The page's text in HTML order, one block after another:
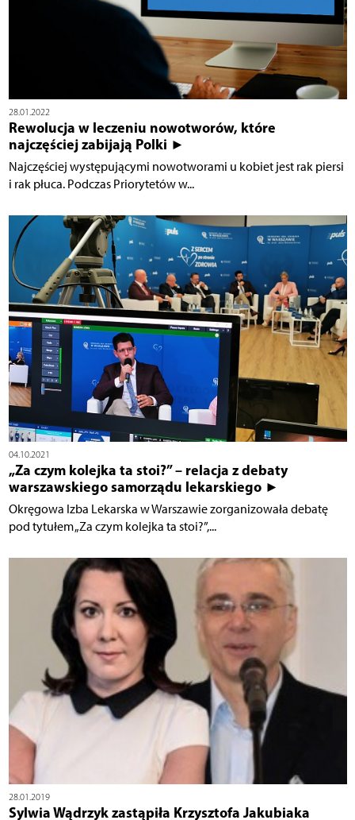
28.01.2022
Rewolucja w leczeniu nowotworów, które
najczęściej zabijają Polki ►
Najczęściej występującymi nowotworami u kobiet jest rak piersi
i rak płuca. Podczas Priorytetów w...
04.10.2021
„Za czym kolejka ta stoi?” – relacja z debaty
warszawskiego samorządu lekarskiego ►
Okręgowa Izba Lekarska w Warszawie zorganizowała debatę
pod tytułem „Za czym kolejka ta stoi?”,...
28.01.2019
Sylwia Wądrzyk zastąpiła Krzysztofa Jakubiaka